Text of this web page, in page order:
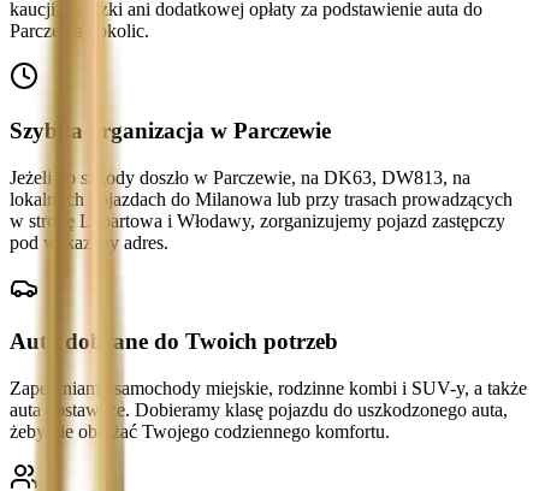
kaucji, zaliczki ani dodatkowej opłaty za podstawienie auta do
Parczewa i okolic.
Szybka organizacja w Parczewie
Jeżeli do szkody doszło w Parczewie, na DK63, DW813, na
lokalnych dojazdach do Milanowa lub przy trasach prowadzących
w stronę Lubartowa i Włodawy, zorganizujemy pojazd zastępczy
pod wskazany adres.
Auto dobrane do Twoich potrzeb
Zapewniamy samochody miejskie, rodzinne kombi i SUV-y, a także
auta dostawcze. Dobieramy klasę pojazdu do uszkodzonego auta,
żeby nie obniżać Twojego codziennego komfortu.